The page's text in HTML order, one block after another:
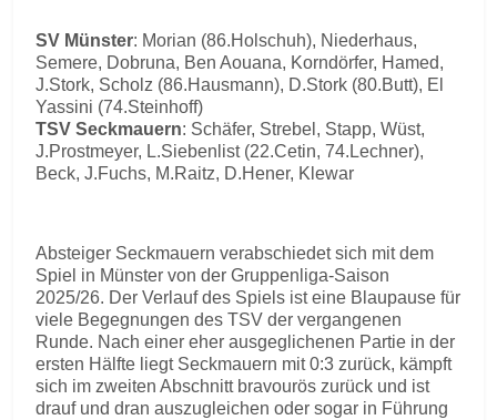
SV Münster: Morian (86.Holschuh), Niederhaus,
Semere, Dobruna, Ben Aouana, Korndörfer, Hamed,
J.Stork, Scholz (86.Hausmann), D.Stork (80.Butt), El
Yassini (74.Steinhoff)
TSV Seckmauern: Schäfer, Strebel, Stapp, Wüst,
J.Prostmeyer, L.Siebenlist (22.Cetin, 74.Lechner),
Beck, J.Fuchs, M.Raitz, D.Hener, Klewar
Absteiger Seckmauern verabschiedet sich mit dem
Spiel in Münster von der Gruppenliga-Saison
2025/26. Der Verlauf des Spiels ist eine Blaupause für
viele Begegnungen des TSV der vergangenen
Runde. Nach einer eher ausgeglichenen Partie in der
ersten Hälfte liegt Seckmauern mit 0:3 zurück, kämpft
sich im zweiten Abschnitt bravourös zurück und ist
drauf und dran auszugleichen oder sogar in Führung